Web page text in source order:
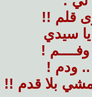
قلم !!
سيدي
!
ودم !
بلا قدم !!